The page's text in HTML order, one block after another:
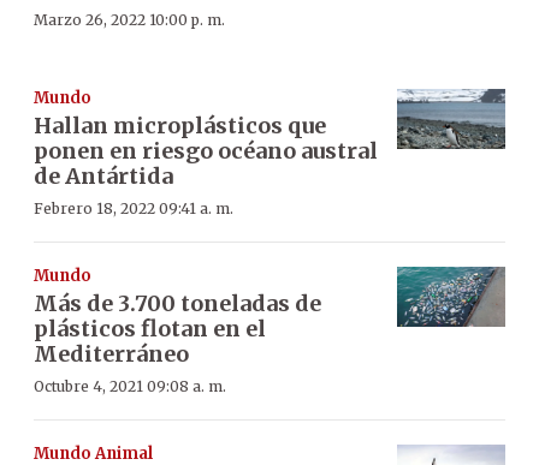
Marzo 26, 2022 10:00 p. m.
Mundo
Hallan microplásticos que
ponen en riesgo océano austral
de Antártida
Febrero 18, 2022 09:41 a. m.
Mundo
Más de 3.700 toneladas de
plásticos flotan en el
Mediterráneo
Octubre 4, 2021 09:08 a. m.
Mundo Animal